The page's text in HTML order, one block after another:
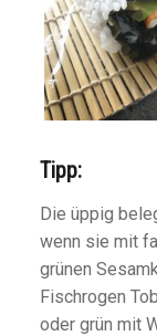
Tipp:
Die üppig
wenn sie mit
grünen
Fischrogen
oder grün mit